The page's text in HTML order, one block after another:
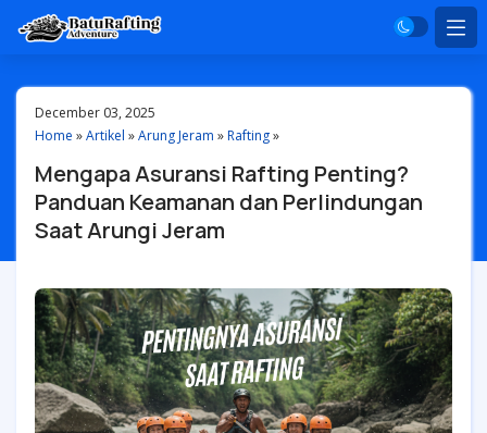
December 03, 2025
Home »Artikel »Arung Jeram »Rafting»
Mengapa Asuransi Rafting Penting?
Panduan Keamanan dan Perlindungan
Saat Arungi Jeram